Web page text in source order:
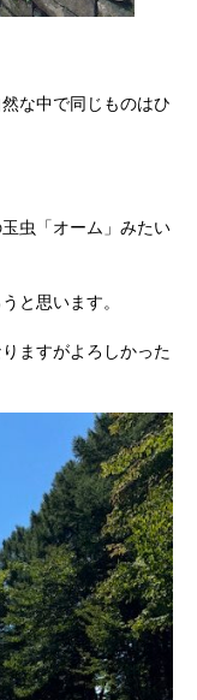
な中で同じものはひ
虫「オーム」みたい
と思います。
ますがよろしかった